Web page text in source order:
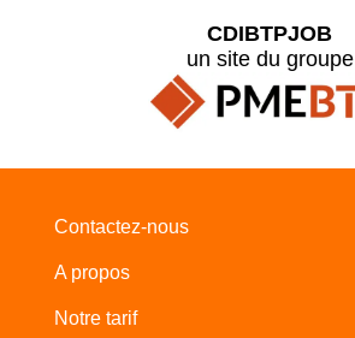
CDIBTPJOB
un site du groupe
Contactez-nous
A propos
Notre tarif